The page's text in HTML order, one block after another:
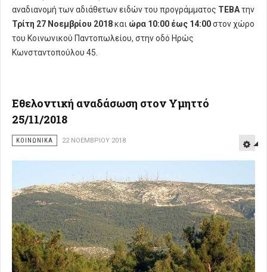
αναδιανομή των αδιάθετων ειδών του προγράμματος ΤΕΒΑτην
Τρίτη 27 Νοεμβρίου 2018και ώρα 10:00 έως 14:00στον χώρο
του Κοινωνικού Παντοπωλείου, στην οδό Ηρώς
Κωνσταντοπούλου 45.
Εθελοντική αναδάσωση στον Υμηττό
25/11/2018
ΚΟΙΝΩΝΙΚΑ 22 ΝΟΕΜΒΡΊΟΥ 2018